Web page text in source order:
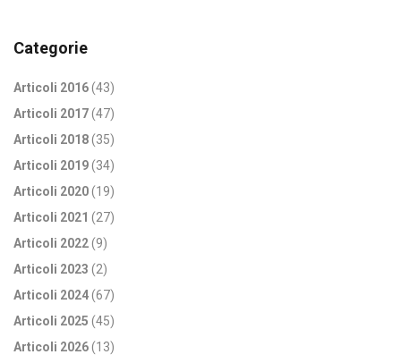
Categorie
Articoli 2016(43)
Articoli 2017(47)
Articoli 2018(35)
Articoli 2019(34)
Articoli 2020(19)
Articoli 2021 (27)
Articoli 2022(9)
Articoli 2023 (2)
Articoli 2024(67)
Articoli 2025 (45)
Articoli 2026(13)